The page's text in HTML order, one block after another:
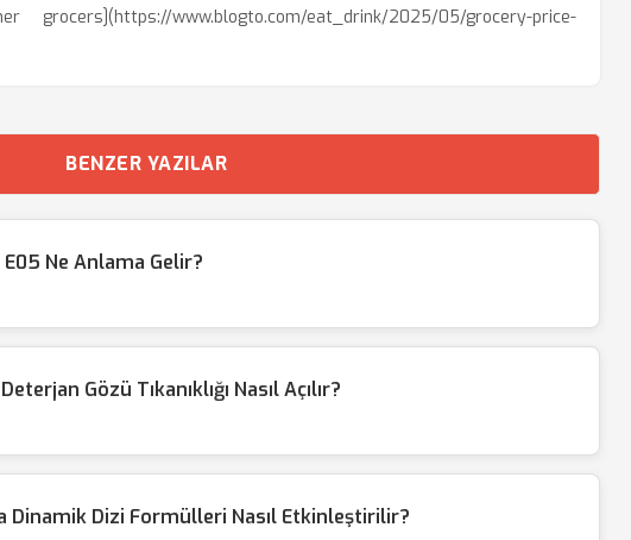
www.blogto.com/eat_drink/2025/05/grocery-price-
BENZER YAZILAR
E05 Ne Anlama Gelir?
Gözü Tıkanıklığı Nasıl Açılır?
Dinamik Dizi Formülleri Nasıl Etkinleştirilir?